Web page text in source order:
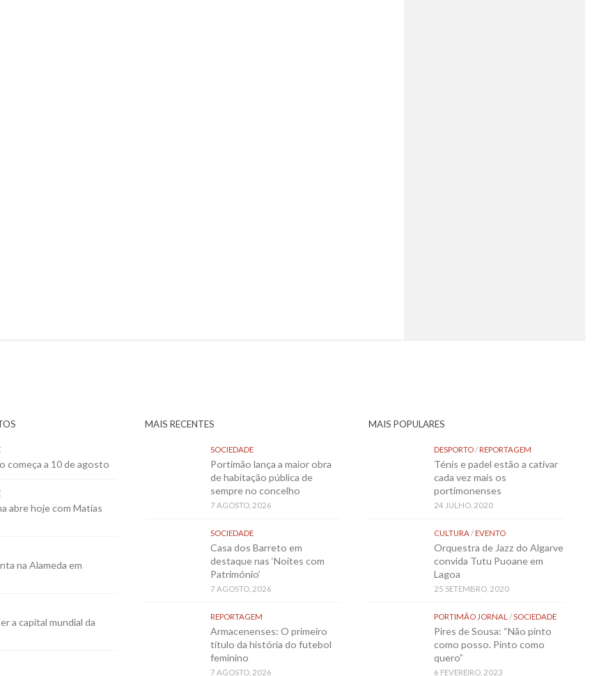
começa a 10 de agosto
abre hoje com Matias
na Alameda em
a capital mundial da
MAIS RECENTES
SOCIEDADE
Portimão lança a maior obra
de habitação pública de
sempre no concelho
7 AGOSTO, 2026
SOCIEDADE
Casa dos Barreto em
destaque nas ‘Noites com
Património’
7 AGOSTO, 2026
REPORTAGEM
Armacenenses: O primeiro
título da história do futebol
feminino
7 AGOSTO, 2026
MAIS POPULARES
DESPORTO/REPORTAGEM
Ténis e padel estão a cativar
cada vez mais os
portimonenses
24 JULHO, 2020
CULTURA/EVENTO
Orquestra de Jazz do Algarve
convida Tutu Puoane em
Lagoa
25 SETEMBRO, 2020
PORTIMÃO JORNAL /SOCIEDADE
Pires de Sousa: “Não pinto
como posso. Pinto como
quero”
6 FEVEREIRO, 2023